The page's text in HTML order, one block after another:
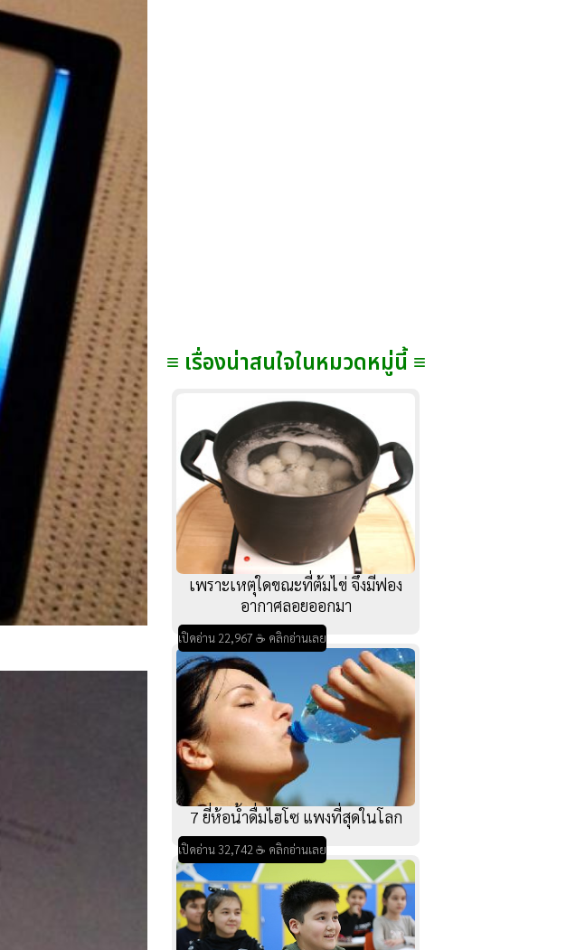
≡ เรื่องน่าสนใจในหมวดหมู่นี้ ≡
เพราะเหตุใดขณะที่ต้มไข่ จึงมีฟอง
อากาศลอยออกมา
เปิดอ่าน 22,967 ☕ คลิกอ่านเลย
7 ยี่ห้อน้ำดื่มไฮโซ แพงที่สุดในโลก
เปิดอ่าน 32,742 ☕ คลิกอ่านเลย